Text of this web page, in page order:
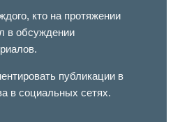
кто на протяжении
в обсуждении
публикации в
в социальных сетях.